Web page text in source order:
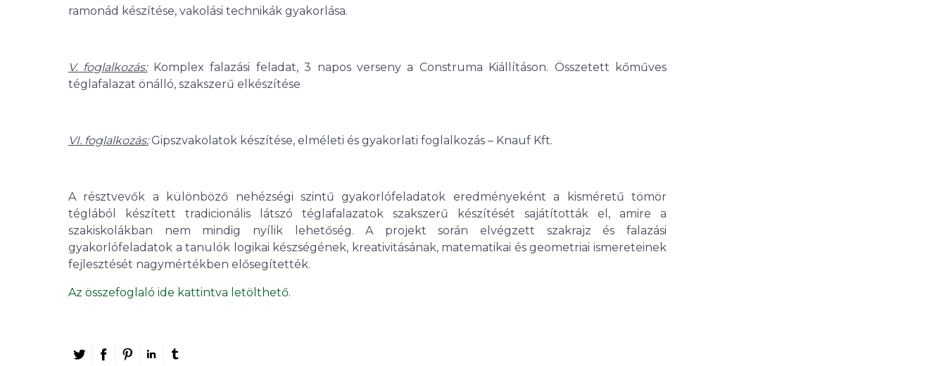
ramonád készítése, vakolási technikák gyakorlása.
V. foglalkozás:Komplex falazási feladat, 3 napos verseny a Construma Kiállításon. Összetett kőműves
téglafalazat önálló, szakszerű elkészítése
VI. foglalkozás:Gipszvakolatok készítése, elméleti és gyakorlati foglalkozás – Knauf Kft.
A résztvevők a különböző nehézségi szintű gyakorlófeladatok eredményeként a kisméretű tömör
téglából készített tradicionális látszó téglafalazatok szakszerű készítését sajátították el, amire a
szakiskolákban nem mindig nyílik lehetőség. A projekt során elvégzett szakrajz és falazási
gyakorlófeladatok a tanulók logikai készségének, kreativitásának, matematikai és geometriai ismereteinek
fejlesztését nagymértékben elősegítették.
Az összefoglaló ide kattintva letölthető.